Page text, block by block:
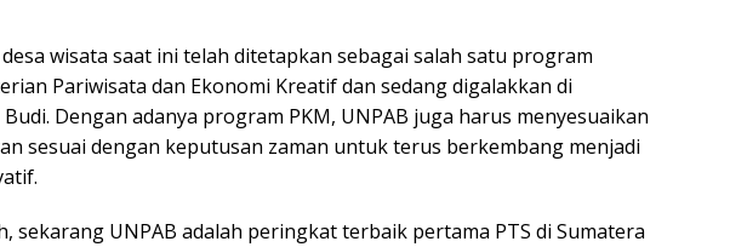
wisata saat ini telah ditetapkan sebagai salah satu program
Pariwisata dan Ekonomi Kreatif dan sedang digalakkan di
Dengan adanya program PKM, UNPAB juga harus menyesuaikan
sesuai dengan keputusan zaman untuk terus berkembang menjadi
sekarang UNPAB adalah peringkat terbaik pertama PTS di Sumatera